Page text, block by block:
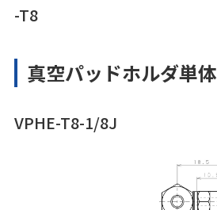
-T8
真空パッドホルダ単体
VPHE-T8-1/8J